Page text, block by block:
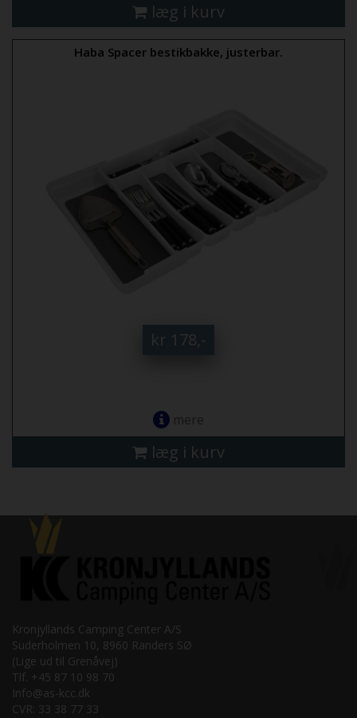
læg i kurv
Haba Spacer bestikbakke, justerbar.
kr 178,-
mere
læg i kurv
Kronjyllands Camping Center A/S
Suderholmen 10, 8960 Randers SØ
(Lige ud til Grenåvej)
Tlf. +45 87 10 98 70
Info@as-kcc.dk
CVR: 33 38 77 33